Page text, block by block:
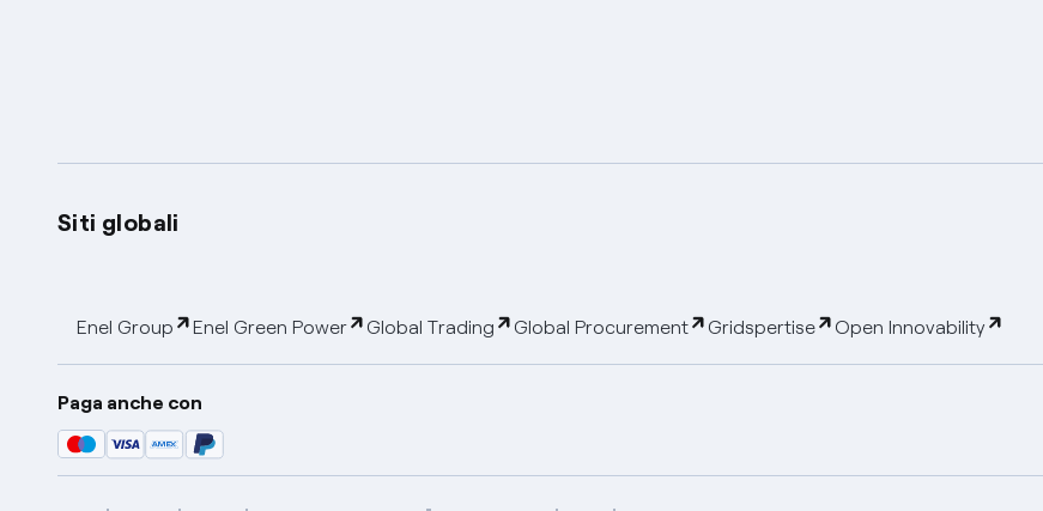
Siti globali
Enel Group Enel Green Power Global Trading Global Procurement Gridspertise Open Innovability
Paga anche con